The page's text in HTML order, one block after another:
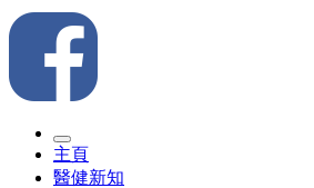
主頁
醫健新知